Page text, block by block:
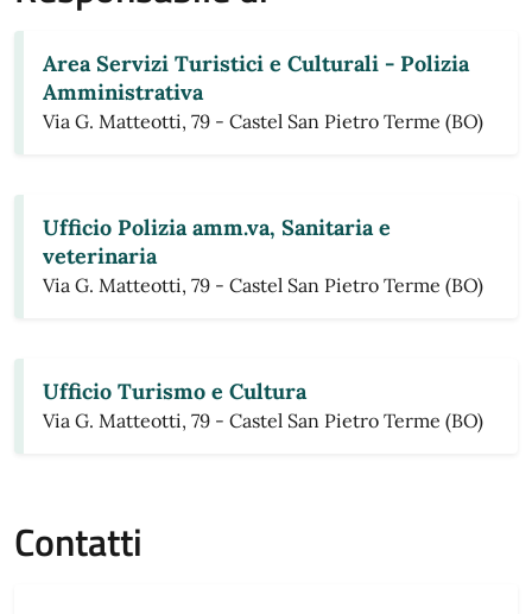
Area Servizi Turistici e Culturali - Polizia
Amministrativa
Via G. Matteotti, 79 - Castel San Pietro Terme (BO)
Ufficio Polizia amm.va, Sanitaria e
veterinaria
Via G. Matteotti, 79 - Castel San Pietro Terme (BO)
Ufficio Turismo e Cultura
Via G. Matteotti, 79 - Castel San Pietro Terme (BO)
Contatti